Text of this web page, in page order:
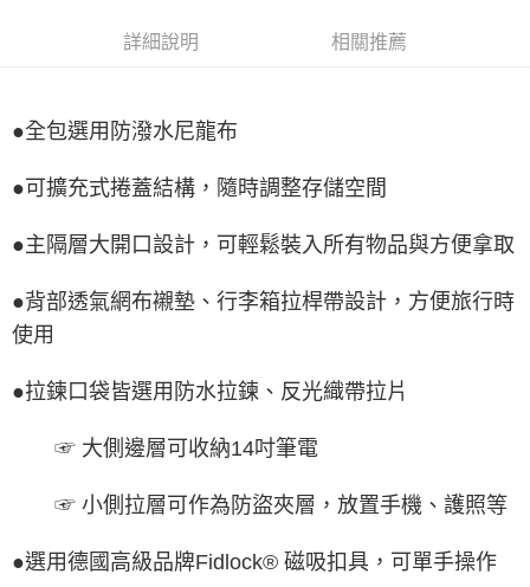
付款後門市自取
詳細說明 相關推薦
●全包選用防潑水尼龍布
●可擴充式捲蓋結構，隨時調整存儲空間
●主隔層大開口設計，可輕鬆裝入所有物品與方便拿取
●背部透氣網布襯墊、行李箱拉桿帶設計，方便旅行時
使用
●拉鍊口袋皆選用防水拉鍊、反光織帶拉片
☞ 大側邊層可收納14吋筆電
☞ 小側拉層可作為防盜夾層，放置手機、護照等
●選用德國高級品牌Fidlock® 磁吸扣具，可單手操作